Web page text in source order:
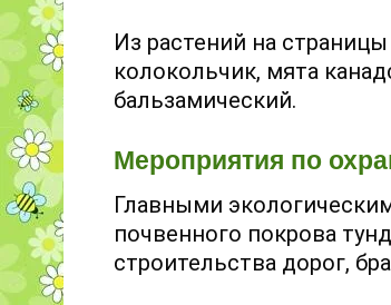
Из растений на
колокольчик, мята
бальзамический.
Мероприятия по
Главными
почвенного покрова
строительства дорог,